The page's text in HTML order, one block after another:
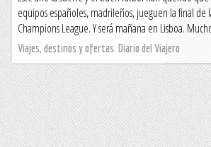
equipos españoles, madrileños, jueguen la final de
Champions League. Y será mañana en Lisboa.
Viajes, destinos y ofertas. Diario del Viajero